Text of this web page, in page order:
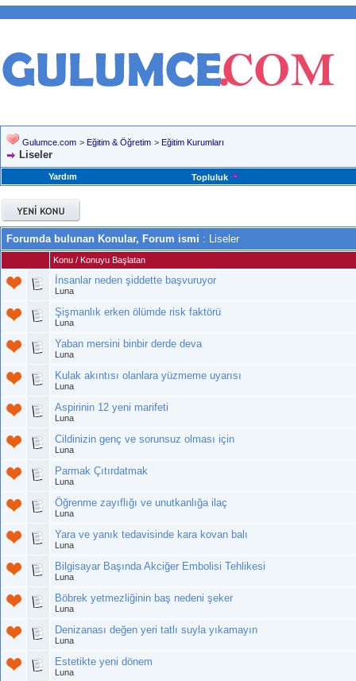
Gulumce.com > Eğitim & Öğretim > Eğitim Kurumları
Liseler
Yardım Topluluk
Forumda bulunan Konular, Forum ismi : Liseler
Konu / Konuyu Başlatan
İnsanlar neden şiddette başvuruyor
Luna
Şişmanlık erken ölümde risk faktörü
Luna
Yaban mersini binbir derde deva
Luna
Kulak akıntısı olanlara yüzmeme uyarısı
Luna
Aspirinin 12 yeni marifeti
Luna
Cildinizin genç ve sorunsuz olması için
Luna
Parmak Çıtırdatmak
Luna
Öğrenme zayıflığı ve unutkanlığa ilaç
Luna
Yara ve yanık tedavisinde kara kovan balı
Luna
Bilgisayar Başında Akciğer Embolisi Tehlikesi
Luna
Böbrek yetmezliğinin baş nedeni şeker
Luna
Denizanası değen yeri tatlı suyla yıkamayın
Luna
Estetikte yeni dönem
Luna